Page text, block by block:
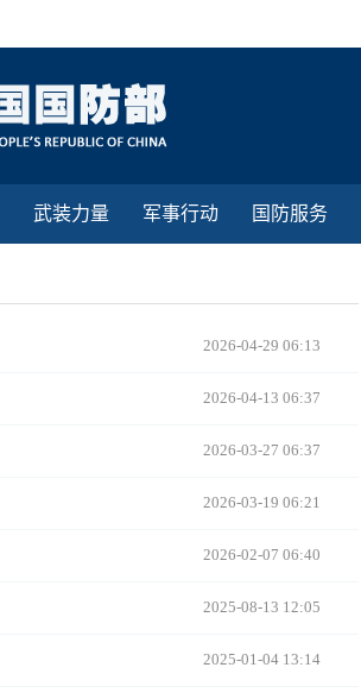
武装力量 军事行动 国防服务
2026-04-29 06:13
2026-04-13 06:37
2026-03-27 06:37
2026-03-19 06:21
2026-02-07 06:40
2025-08-13 12:05
2025-01-04 13:14